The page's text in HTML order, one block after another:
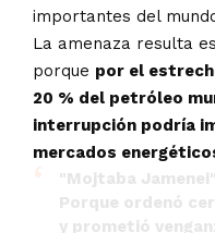
importantes del
La amenaza resulta
porque por el
20 % del petróleo
interrupción podría
mercados
"Mojtaba
Porque ordenó
y prometió